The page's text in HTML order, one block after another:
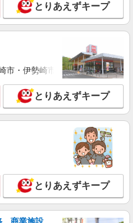
間藤沢 （埼玉県入間市上藤沢
ンパニー
理師【正社員】
万円 ※給与は経験や前職
間 （埼玉県入間市高倉2丁目4番
詳細を見る
ンパニー
とりあえずキープ
市・伊勢崎市・太田市・館林市
とりあえずキープ
とりあえずキープ